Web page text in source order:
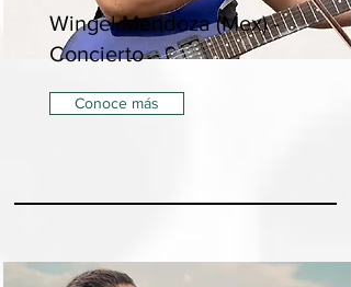
Wingel Mendoza (Mex) -
Concierto
Conoce más